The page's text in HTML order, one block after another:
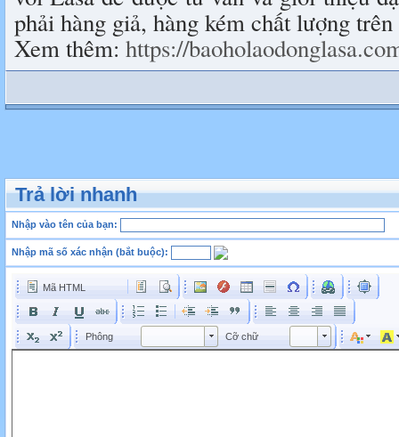
phải hàng giả, hàng kém chất lượng
Xem thêm:https://
Trả lời nhanh
Nhập vào tên của bạn:
Nhập mã số xác nhận (bắt buộc):
Mã HTML
Phông Phông Cỡ chữ Kích cỡ phông